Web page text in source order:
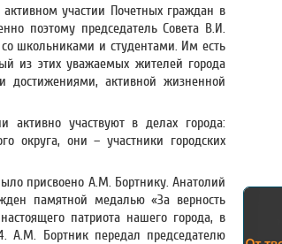
участии Почетных граждан в
поэтому председатель Совета В.И.
школьниками и студентами. Им есть
из этих уважаемых жителей города
достижениями, активной жизненной
активно участвуют в делах города:
округа, они – участники городских
присвоено А.М. Бортнику. Анатолий
памятной медалью «За верность
патриота нашего города, в
А.М. Бортник передал председателю